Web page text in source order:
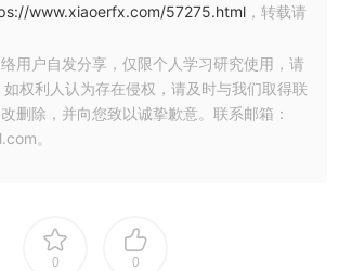
www.xiaoerfx.com/57275.html ，转载请
用户自发分享，仅限个人学习研究使用，请
权利人认为存在侵权，请及时与我们取得联
删除，并向您致以诚挚歉意。联系邮箱：
。
0 0